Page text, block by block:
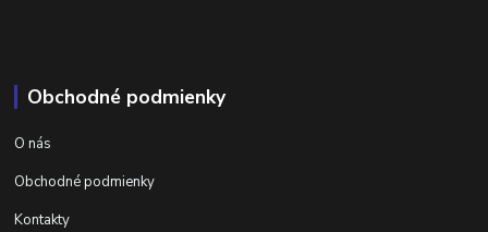
Obchodné podmienky
O nás
Obchodné podmienky
Kontakty